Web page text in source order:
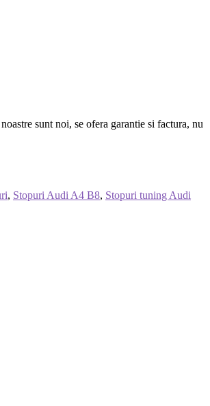
sunt noi, se ofera garantie si factura, nu
, Stopuri Audi A4 B8, Stopuri tuning Audi